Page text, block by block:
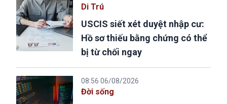
Di Trú
USCIS siết xét duyệt nhập cư:
Hồ sơ thiếu bằng chứng có thể
bị từ chối ngay
08:56 06/08/2026
Đời sống